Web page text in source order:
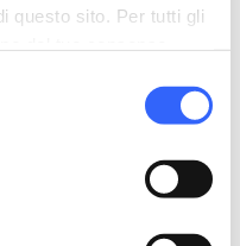
questo sito. Per tutti gli
favorite_border